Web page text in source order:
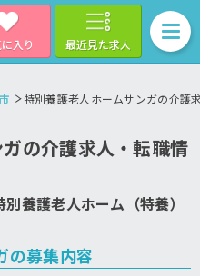
入り 最近見た求人
特別養護老人ホームサンガの介護
の介護求人・転職情
養護老人ホーム（特養）
の募集内容